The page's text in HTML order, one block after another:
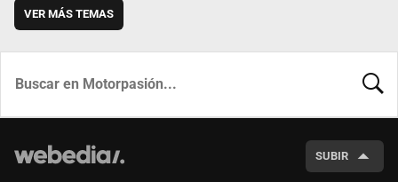
VER MÁS TEMAS
SUBIR